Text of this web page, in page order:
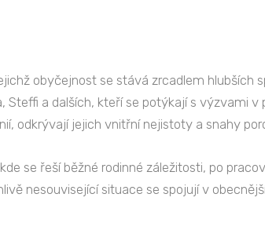
obyčejnost se stává zrcadlem hlubších
Steffi a dalších, kteří se potýkají s výzvami
odkrývají jejich vnitřní nejistoty a snahy
se řeší běžné rodinné záležitosti, po
nesouvisející situace se spojují v